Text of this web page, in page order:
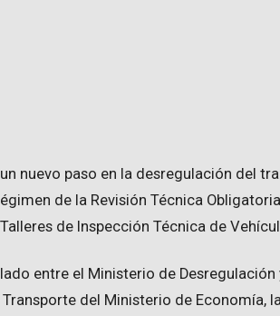
nuevo paso en la desregulación del
de la Revisión Técnica
de Inspección Técnica de
entre el Ministerio de
del Ministerio de Economía,